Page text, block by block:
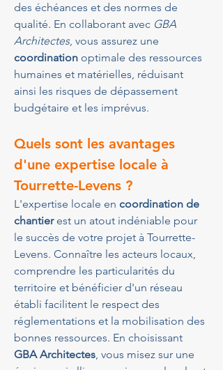
des échéances et des normes de
qualité. En collaborant avec GBA
Architectes, vous assurez une
coordination optimale des ressources
humaines et matérielles, réduisant
ainsi les risques de dépassement
budgétaire et les imprévus.
Quels sont les avantages
d'une expertise locale à
Tourrette-Levens ?
L'expertise locale en coordination de
chantier est un atout indéniable pour
le succès de votre projet à Tourrette-
Levens. Connaître les acteurs locaux,
comprendre les particularités du
territoire et bénéficier d'un réseau
établi facilitent le respect des
réglementations et la mobilisation des
bonnes ressources. En choisissant
GBA Architectes, vous misez sur une